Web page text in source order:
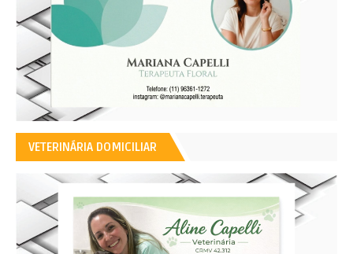
VETERINÁRIA DOMICILIAR